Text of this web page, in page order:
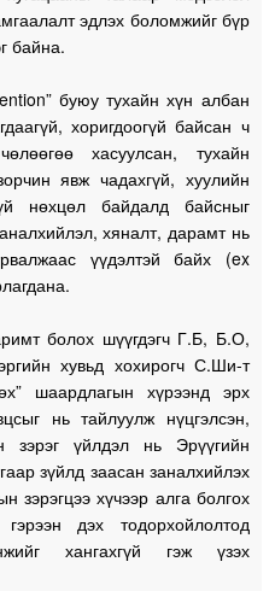
эдлэх боломжийг бүр
байна.
буюу тухайн хүн албан
хоригдоогүй байсан ч
хасуулсан, тухайн
явж чадахгүй, хуулийн
нөхцөл байдалд байсныг
хяналт, дарамт нь
үүдэлтэй байх (ex
болох шүүгдэгч Г.Б, Б.О,
хувьд хохирогч С.Ши-т
шаардлагын хүрээнд эрх
нь тайлуулж нүцгэлсэн,
зэрэг үйлдэл нь Эрүүгийн
зүйлд заасан заналхийлэх
зэрэгцээ хүчээр алга болгох
дэх тодорхойлолтод
хангахгүй гэж үзэх